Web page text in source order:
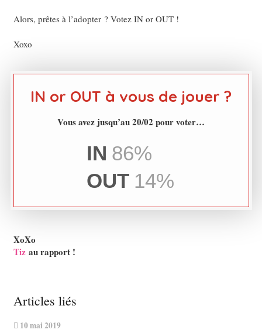
Alors, prêtes à l’adopter ? Votez IN or OUT !
Xoxo
IN or OUT à vous de jouer ?
Vous avez jusqu’au 20/02 pour voter…
IN 86%
OUT 14%
XoXo
Tizau rapport !
Articles liés
10 mai 2019